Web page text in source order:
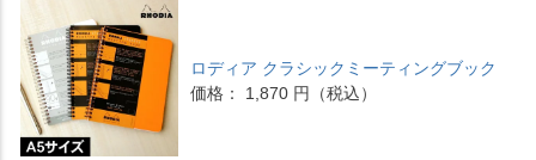
ロディア クラシックミーティングブック
価格： 1,870 円（税込）